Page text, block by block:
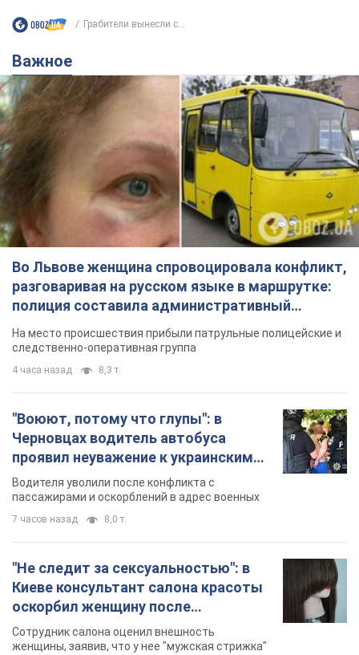
Грабители вынесли с...
Важное
Во Львове женщина спровоцировала конфликт,
разговаривая на русском языке в маршрутке:
полиция составила административный
протокол. Видео
На место происшествия прибыли патрульные полицейские и
следственно-оперативная группа
4 часа назад 8,3 т.
"Воюют, потому что глупы": в
Черновцах водитель автобуса
проявил неуважение к украинским
военным и поплатился за это.
Видео
Водителя уволили после конфликта с
пассажирами и оскорблений в адрес военных
7 часов назад 8,0 т.
"Не следит за сексуальностью": в
Киеве консультант салона красоты
оскорбил женщину после
химиотерапии, разгорелся скандал.
Фото
Сотрудник салона оценил внешность
женщины, заявив, что у нее "мужская стрижка"